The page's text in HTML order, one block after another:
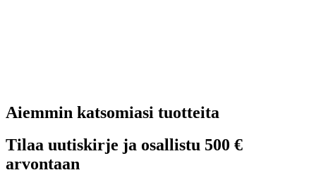
Aiemmin katsomiasi tuotteita
Tilaa uutiskirje ja osallistu 500 €
arvontaan